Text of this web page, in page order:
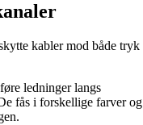
kabler mod både tryk
ledninger langs
fås i forskellige farver og